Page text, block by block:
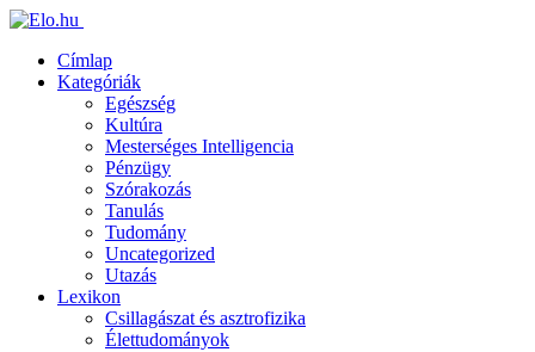
Címlap
Kategóriák
Egészség
Kultúra
Mesterséges Intelligencia
Pénzügy
Szórakozás
Tanulás
Tudomány
Uncategorized
Utazás
Lexikon
Csillagászat és asztrofizika
Élettudományok